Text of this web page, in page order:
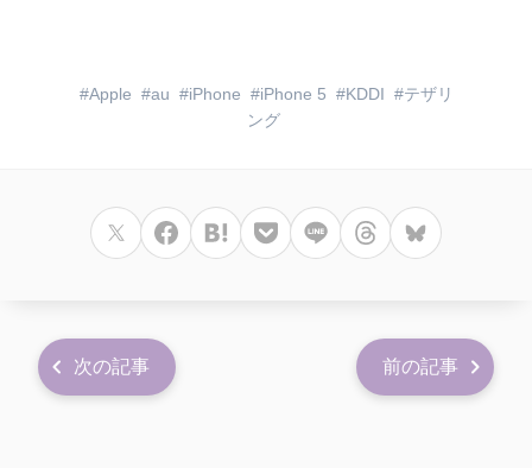
Apple au iPhone iPhone 5 KDDI
テザリ
ング
次の記事 前の記事